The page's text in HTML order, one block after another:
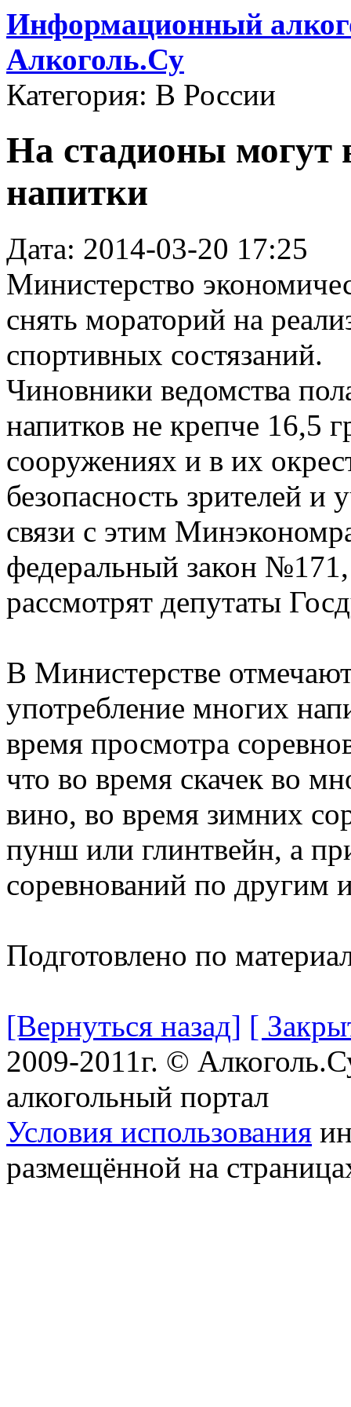
Информационный
Алкоголь.Су
Категория: В России
На стадионы могут
напитки
Дата: 2014-03-20 17:25
Министерство
снять мораторий на
спортивных состязаний.
Чиновники ведомства
напитков не крепче 16,5
сооружениях и в их
безопасность зрителей и
связи с этим
федеральный закон
рассмотрят депутаты
В Министерстве
употребление многих
время просмотра
что во время скачек во
вино, во время зимних
пунш или глинтвейн, а
соревнований по другим
Подготовлено по
[Вернуться назад] [
2009-2011г. ©
алкогольный портал
Условия использования
размещённой на